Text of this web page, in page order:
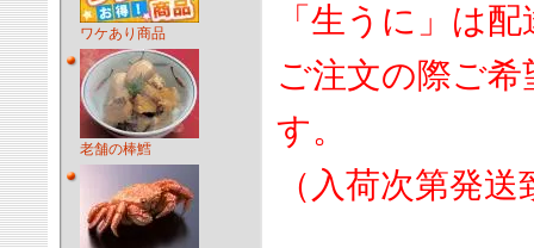
ワケあり商品
老舗の棒鱈
「生うに」は
ご注文の際ご
す。
（入荷次第発